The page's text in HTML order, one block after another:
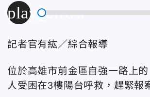
play_arrow
記者官有紘／綜合報導
位於高雄市前金區自強一路上
人受困在3樓陽台呼救，趕緊報